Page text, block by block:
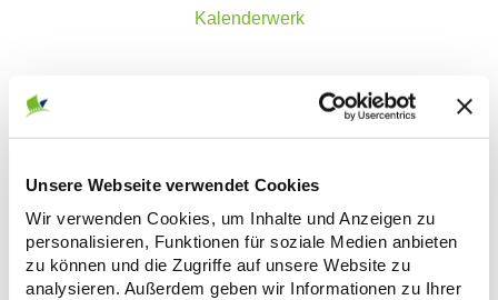
Unsere Webseite verwendet Cookies
Wir verwenden Cookies, um Inhalte und Anzeigen zu
personalisieren, Funktionen für soziale Medien anbieten
zu können und die Zugriffe auf unsere Website zu
analysieren. Außerdem geben wir Informationen zu Ihrer
Kalenderwerk
Folgende Kalenderarten bieten wir in unserem
Kalendershop an:
Wandkalender